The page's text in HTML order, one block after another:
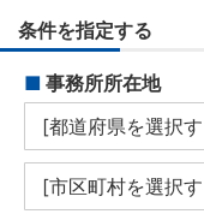
条件を指定する
■ 事務所所在地